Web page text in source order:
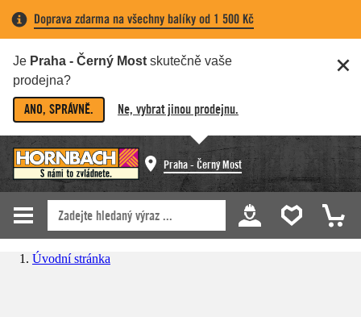
Doprava zdarma na všechny balíky od 1 500 Kč
Je Praha - Černý Most skutečně vaše
prodejna?
ANO, SPRÁVNĚ. Ne, vybrat jinou prodejnu.
Praha - Černý Most
Úvodní stránka